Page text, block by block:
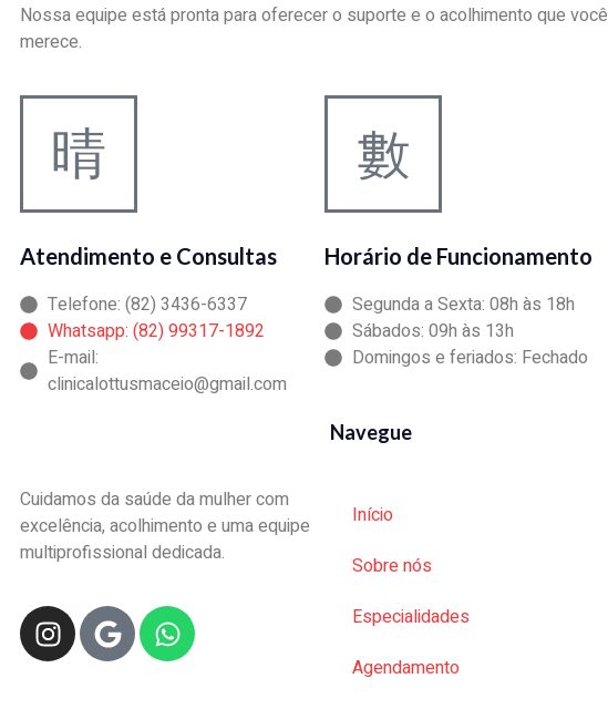
Nossa equipe está pronta para oferecer o suporte e o acolhimento que você
merece.
Atendimento e Consultas
Telefone: (82) 3436-6337
Whatsapp: (82) 99317-1892
E-mail:
clinicalottusmaceio@gmail.com
Horário de Funcionamento
Segunda a Sexta: 08h às 18h
Sábados: 09h às 13h
Domingos e feriados: Fechado
Cuidamos da saúde da mulher com
excelência, acolhimento e uma equipe
multiprofissional dedicada.
Navegue
Início
Sobre nós
Especialidades
Agendamento